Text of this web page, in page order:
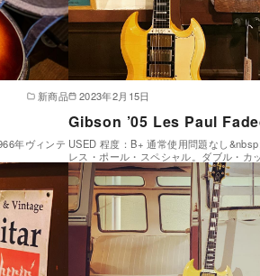
新商品
年ヴィンテ
2023年2月15日
Gibson ’05 Les Paul
USED 程度：B+ 通常使用問題なし
レス・ポール・スペシャル。ダブル・カ